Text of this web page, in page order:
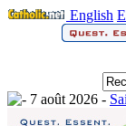
English
7 août 2026 -